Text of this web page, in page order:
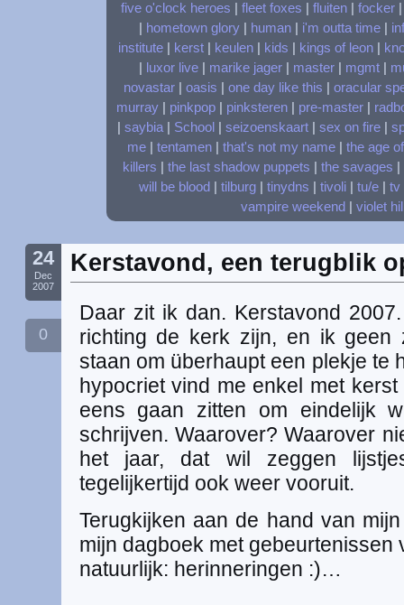
five o'clock heroes
fleet foxes fluiten| focker
hometown glory| human| i'm outta time|
institute| kerst| keulen| kids kings of leon|
luxor live| marike jager| master| mgmt|
novastar| oasis one day like this
oracular
murray| pinkpop| pinksteren| pre-master|
saybia| School seizoenskaart| sex on fire|
me| tentamen| that's not my name| the age
killers
the last shadow puppets the savages
will be blood
tilburg| tinydns tivoli| tu/e| tv
vampire weekend
violet
24
Dec
2007
0
Kerstavond, een terugblik
Daar zit ik dan. Kerstavond
richting de kerk zijn, en ik geen
staan om überhaupt een plekje te
hypocriet vind me enkel met
eens gaan zitten om eindelijk
schrijven. Waarover? Waarover
het jaar, dat wil zeggen
tegelijkertijd ook weer vooruit.
Terugkijken aan de hand van
mijn dagboek met gebeurtenissen
natuurlijk: herinneringen :)…